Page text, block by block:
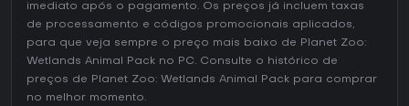
imediato após o pagamento. Os preços já incluem taxas
de processamento e códigos promocionais aplicados,
para que veja sempre o preço mais baixo de Planet Zoo:
Wetlands Animal Pack no PC. Consulte o histórico de
preços de Planet Zoo: Wetlands Animal Pack para comprar
no melhor momento.